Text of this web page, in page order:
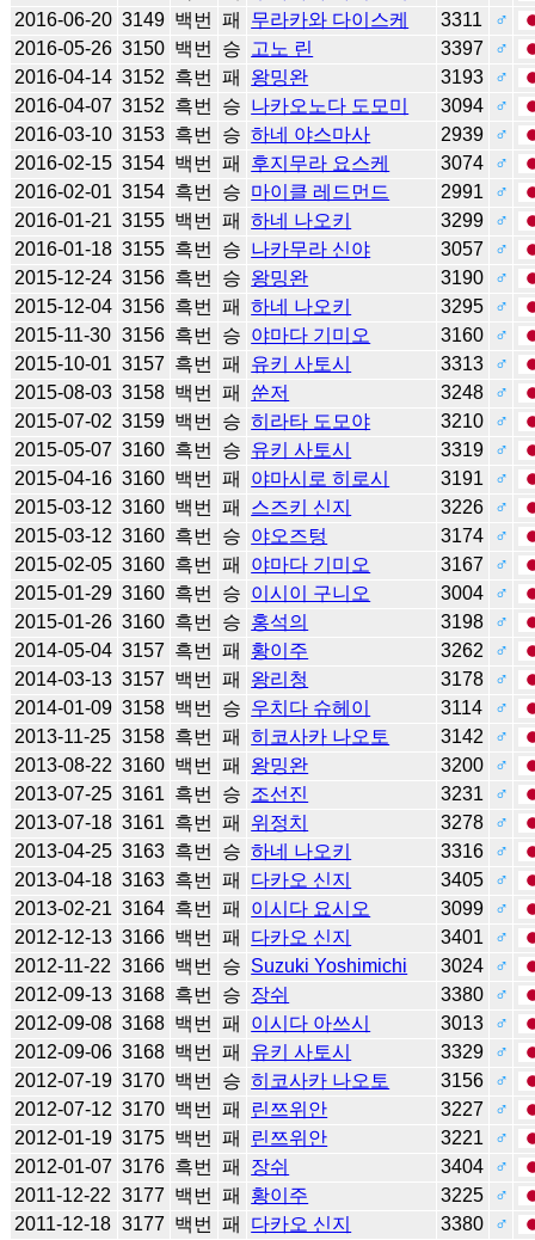
2016-06-20 3149 백번 패 무라카와 다이스케 3311
♂
2016-05-26 3150 백번 승 고노 린 3397
♂
2016-04-14 3152 흑번 패 왕밍완 3193
♂
2016-04-07 3152 흑번 승 나카오노다 도모미 3094
♂
2016-03-10 3153 흑번 승 하네 야스마사 2939
♂
2016-02-15 3154 백번 패 후지무라 요스케 3074
♂
2016-02-01 3154 흑번 승 마이클 레드먼드 2991
♂
2016-01-21 3155 백번 패 하네 나오키 3299
♂
2016-01-18 3155 흑번 승 나카무라 신야 3057
♂
2015-12-24 3156 흑번 승 왕밍완 3190
♂
2015-12-04 3156 흑번 패 하네 나오키 3295
♂
2015-11-30 3156 흑번 승 야마다 기미오 3160
♂
2015-10-01 3157 흑번 패 유키 사토시 3313
♂
2015-08-03 3158 백번 패 쑨저 3248
♂
2015-07-02 3159 백번 승 히라타 도모야 3210
♂
2015-05-07 3160 흑번 승 유키 사토시 3319
♂
2015-04-16 3160 백번 패 야마시로 히로시 3191
♂
2015-03-12 3160 백번 패 스즈키 신지 3226
♂
2015-03-12 3160 흑번 승 야오즈텅 3174
♂
2015-02-05 3160 흑번 패 야마다 기미오 3167
♂
2015-01-29 3160 흑번 승 이시이 구니오 3004
♂
2015-01-26 3160 흑번 승 홍석의 3198
♂
2014-05-04 3157 흑번 패 황이주 3262
♂
2014-03-13 3157 백번 패 왕리청 3178
♂
2014-01-09 3158 백번 승 우치다 슈헤이 3114
♂
2013-11-25 3158 흑번 패 히코사카 나오토 3142
♂
2013-08-22 3160 백번 패 왕밍완 3200
♂
2013-07-25 3161 흑번 승 조선진 3231
♂
2013-07-18 3161 흑번 패 위정치 3278
♂
2013-04-25 3163 흑번 승 하네 나오키 3316
♂
2013-04-18 3163 흑번 패 다카오 신지 3405
♂
2013-02-21 3164 흑번 패 이시다 요시오 3099
♂
2012-12-13 3166 백번 패 다카오 신지 3401
♂
2012-11-22 3166 백번 승 Suzuki Yoshimichi 3024
♂
2012-09-13 3168 흑번 승 장쉬 3380
♂
2012-09-08 3168 백번 패 이시다 아쓰시 3013
♂
2012-09-06 3168 백번 패 유키 사토시 3329
♂
2012-07-19 3170 백번 승 히코사카 나오토 3156
♂
2012-07-12 3170 백번 패 린쯔위안 3227
♂
2012-01-19 3175 백번 패 린쯔위안 3221
♂
2012-01-07 3176 흑번 패 장쉬 3404
♂
2011-12-22 3177 백번 패 황이주 3225
♂
2011-12-18 3177 백번 패 다카오 신지 3380
♂